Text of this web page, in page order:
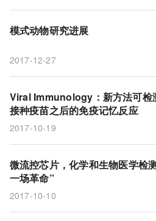
模式动物研究进展
2017-12-27
Viral Immunology：新方法可检
接种疫苗之后的免疫记忆反应
2017-10-19
微流控芯片，化学和生物医学检
一场革命”
2017-10-10